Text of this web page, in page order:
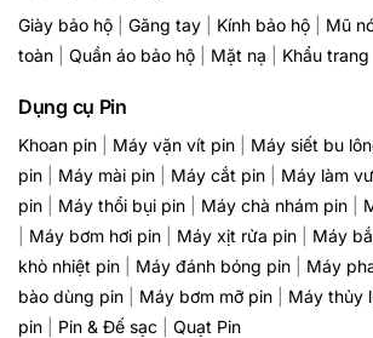
Giày bảo hộ Găng tay Kính bảo hộ Mũ
toàn
Quần áo bảo hộ Mặt nạ Khẩu trang
Dụng cụ Pin
Khoan pin Máy vặn vít pin Máy siết bu
pin
Máy mài pin Máy cắt pin Máy làm
pin
Máy thổi bụi pin Máy chà nhám pin
Máy bơm hơi pin Máy xịt rửa pin Máy
khò nhiệt pin
Máy đánh bóng pin Máy
bào dùng pin
Máy bơm mỡ pin Máy thủy
pin
Pin & Đế sạc Quạt Pin